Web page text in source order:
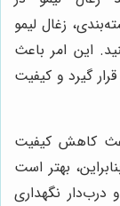
زغال لیمو
این امر باعث
گیرد و کیفیت
کاهش کیفیت
بهتر است
درب‌دار نگهداری